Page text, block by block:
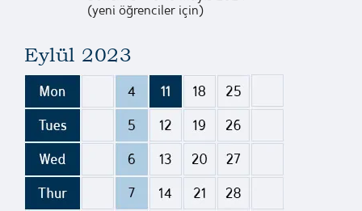
Eylül 2023
(yeni öğrenciler için)